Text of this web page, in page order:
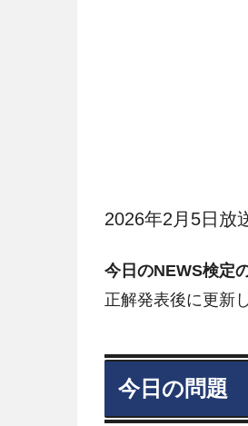
2026年2月5日放
今日のNEWS検定
正解発表後に更新
今日の問題